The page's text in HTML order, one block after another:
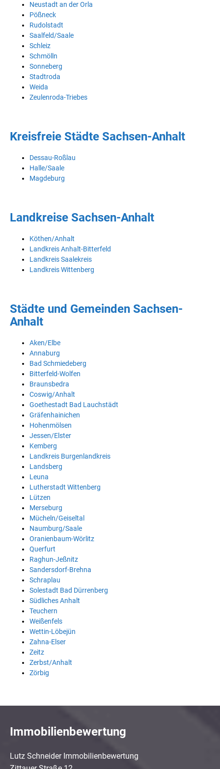
Neustadt an der Orla
Pößneck
Rudolstadt
Saalfeld/Saale
Schleiz
Schmölln
Sonneberg
Stadtroda
Weida
Zeulenroda-Triebes
Kreisfreie Städte Sachsen-Anhalt
Dessau-Roßlau
Halle/Saale
Magdeburg
Landkreise Sachsen-Anhalt
Köthen/Anhalt
Landkreis Anhalt-Bitterfeld
Landkreis Saalekreis
Landkreis Wittenberg
Städte und Gemeinden Sachsen-
Anhalt
Aken/Elbe
Annaburg
Bad Schmiedeberg
Bitterfeld-Wolfen
Braunsbedra
Coswig/Anhalt
Goethestadt Bad Lauchstädt
Gräfenhainichen
Hohenmölsen
Jessen/Elster
Kemberg
Landkreis Burgenlandkreis
Landsberg
Leuna
Lutherstadt Wittenberg
Lützen
Merseburg
Mücheln/Geiseltal
Naumburg/Saale
Oranienbaum-Wörlitz
Querfurt
Raghun-Jeßnitz
Sandersdorf-Brehna
Schraplau
Solestadt Bad Dürrenberg
Südliches Anhalt
Teuchern
Weißenfels
Wettin-Löbejün
Zahna-Elser
Zeitz
Zerbst/Anhalt
Zörbig
Immobilienbewertung
Lutz Schneider Immobilienbewertung